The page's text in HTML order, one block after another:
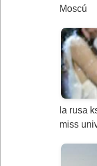
Moscú
la rusa
miss